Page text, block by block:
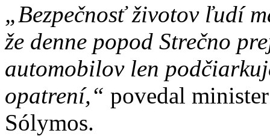
„Bezpečnosť životov ľudí
že denne popod Strečno
automobilov len
opatrení,“ povedal
Sólymos.